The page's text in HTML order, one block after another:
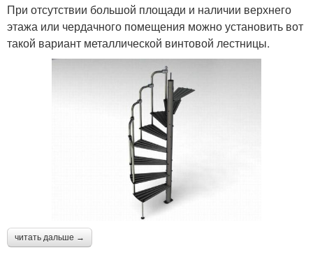
При отсутствии большой площади и наличии верхнего
этажа или чердачного помещения можно установить вот
такой вариант металлической винтовой лестницы.
читать дальше →